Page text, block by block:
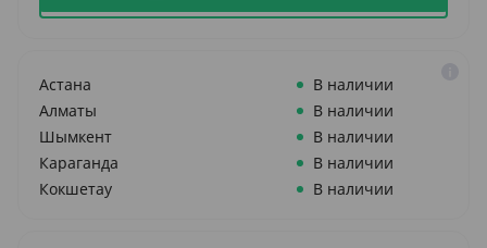
Астана
В наличии
Алматы
В наличии
Шымкент
В наличии
Караганда
В наличии
Кокшетау
В наличии